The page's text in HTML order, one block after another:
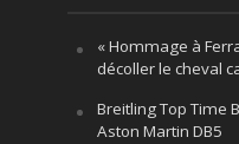
« Hommage à
décoller le cheval
Breitling Top Time
Aston Martin DB5